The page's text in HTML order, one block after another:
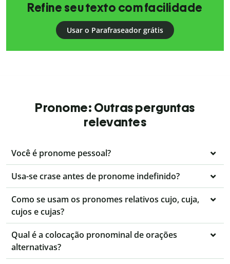
Refine seu texto com facilidade
Usar o Parafraseador grátis
Pronome: Outras perguntas
relevantes
Você é pronome pessoal?
Usa-se crase antes de pronome indefinido?
Como se usam os pronomes relativos cujo, cuja,
cujos e cujas?
Qual é a colocação pronominal de orações
alternativas?